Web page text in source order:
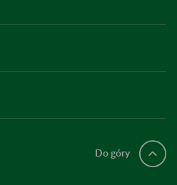
Do góry